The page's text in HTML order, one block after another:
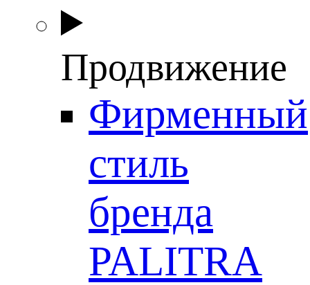
Продвижение
Фирменный
стиль
бренда
PALITRA